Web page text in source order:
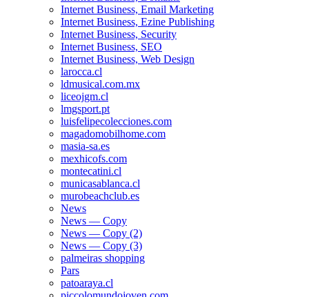
Internet Business, Email Marketing
Internet Business, Ezine Publishing
Internet Business, Security
Internet Business, SEO
Internet Business, Web Design
larocca.cl
ldmusical.com.mx
liceojgm.cl
lmgsport.pt
luisfelipecolecciones.com
magadomobilhome.com
masia-sa.es
mexhicofs.com
montecatini.cl
municasablanca.cl
murobeachclub.es
News
News — Copy
News — Copy (2)
News — Copy (3)
palmeiras shopping
Pars
patoaraya.cl